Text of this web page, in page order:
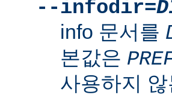
--infodir=
info 문서를
본값은
사용하지